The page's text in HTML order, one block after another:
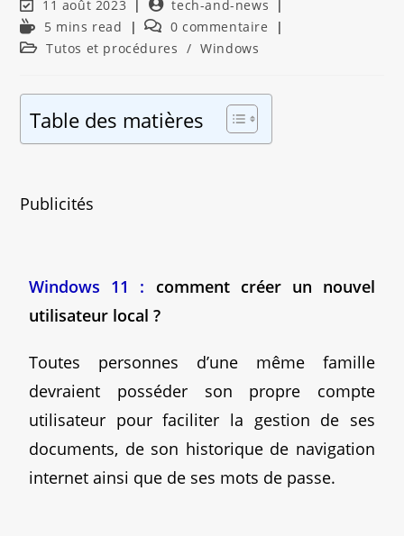
11 août 2023
tech-and-news
5 mins read
0 commentaire
Tutos et procédures / Windows
Table des matières
Publicités
Windows 11 : comment créer un nouvel
utilisateur local ?
Toutes personnes d’une même famille
devraient posséder son propre compte
utilisateur pour faciliter la gestion de ses
documents, de son historique de navigation
internet ainsi que de ses mots de passe.